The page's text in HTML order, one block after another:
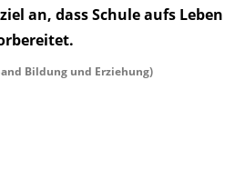
an, dass Schule aufs Leben
Bildung und Erziehung)